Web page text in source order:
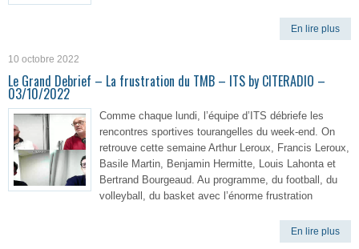
En lire plus
10 octobre 2022
Le Grand Debrief – La frustration du TMB – ITS by CITERADIO –
03/10/2022
Comme chaque lundi, l’équipe d’ITS débriefe les
rencontres sportives tourangelles du week-end. On
retrouve cette semaine Arthur Leroux, Francis Leroux,
Basile Martin, Benjamin Hermitte, Louis Lahonta et
Bertrand Bourgeaud. Au programme, du football, du
volleyball, du basket avec l’énorme frustration
En lire plus